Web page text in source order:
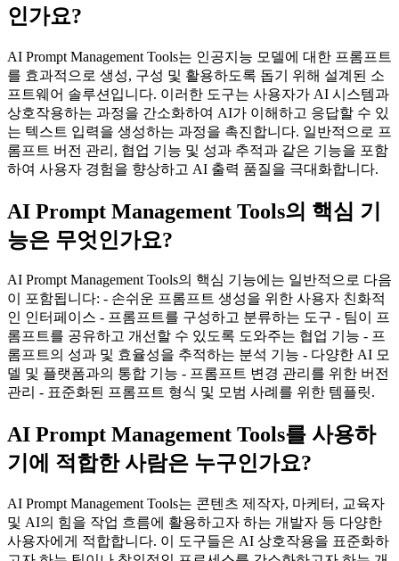
인가요?
AI Prompt Management Tools는 인공지능 모델에 대한 프롬프트
를 효과적으로 생성, 구성 및 활용하도록 돕기 위해 설계된 소
프트웨어 솔루션입니다. 이러한 도구는 사용자가 AI 시스템과
상호작용하는 과정을 간소화하여 AI가 이해하고 응답할 수 있
는 텍스트 입력을 생성하는 과정을 촉진합니다. 일반적으로 프
롬프트 버전 관리, 협업 기능 및 성과 추적과 같은 기능을 포함
하여 사용자 경험을 향상하고 AI 출력 품질을 극대화합니다.
AI Prompt Management Tools의 핵심 기
능은 무엇인가요?
AI Prompt Management Tools의 핵심 기능에는 일반적으로 다음
이 포함됩니다: - 손쉬운 프롬프트 생성을 위한 사용자 친화적
인 인터페이스 - 프롬프트를 구성하고 분류하는 도구 - 팀이 프
롬프트를 공유하고 개선할 수 있도록 도와주는 협업 기능 - 프
롬프트의 성과 및 효율성을 추적하는 분석 기능 - 다양한 AI 모
델 및 플랫폼과의 통합 기능 - 프롬프트 변경 관리를 위한 버전
관리 - 표준화된 프롬프트 형식 및 모범 사례를 위한 템플릿.
AI Prompt Management Tools를 사용하
기에 적합한 사람은 누구인가요?
AI Prompt Management Tools는 콘텐츠 제작자, 마케터, 교육자
및 AI의 힘을 작업 흐름에 활용하고자 하는 개발자 등 다양한
사용자에게 적합합니다. 이 도구들은 AI 상호작용을 표준화하